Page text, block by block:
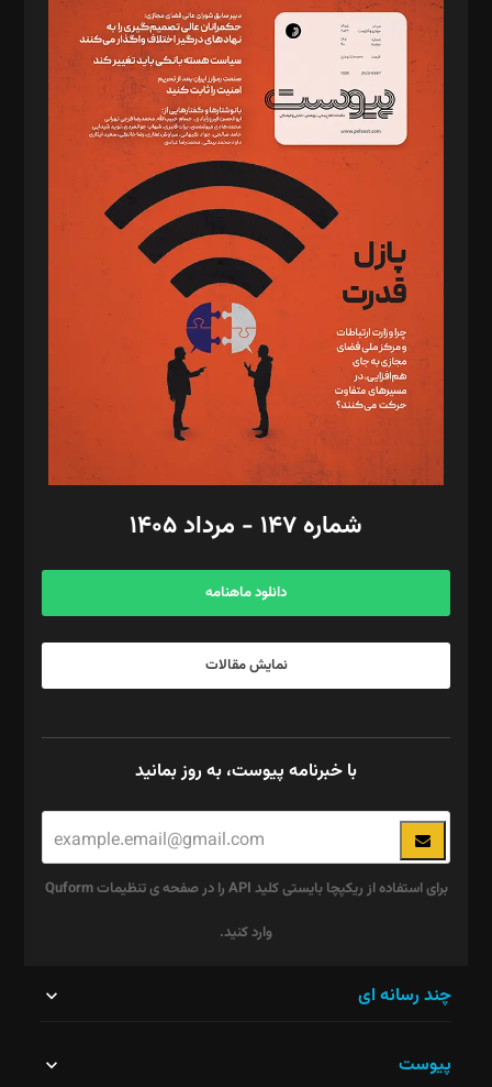
سردبیر: مهرک محمودی
دبیر تحریریه: میثم قاسمی
د‌بیر ناداستان: سمانه سمیع
د‌بیر خدمت و تجارت: ابوالفضل رجبی
د‌بیر حقوق فناوری: حسام‌الدین ایپکچی
د‌بیر پیوست جهان: مینا پاکدل
د‌بیر تحریریه آنلاین: بابک نقاش
تحریریه‌: مجتبی محمود‌ی، آرش برهمند، یسنا امان‌پور، سروش کرمیان،
مصطفی مسجدی آرانی، ابوالفضل رجبی، زهرا فکرانه، فائزه فتحی
رستمی،مصطفی باستان
ویرایش: نگار استاد‌‌آقا
طراح یونیفرم: مجید توکلی
فیلمبرداری و عکاسی: امیر شفیعی، مانی لطفی زاده
گرافیک و صفحه‌آرایی: سید‌سبحان‌علی ثابت
مد‌یر توسعه تجاری: کامبیز برید‌
امور مالی: شاپور رهبری، محمد‌ کاظمی‌نیا
آگهی و مشترکین: ۰۹۱۹۹۹۹۰۴۵۴
شماره ۱۴۷ - مرداد ۱۴۰۵
دانلود ماهنامه
نمایش مقالات
با خبرنامه پیوست، به روز بمانید
برای استفاده از ریکپچا بایستی کلید API را در صفحه ی تنظیمات Quform
وارد کنید.
نباید
چند رسانه ای
پیوست